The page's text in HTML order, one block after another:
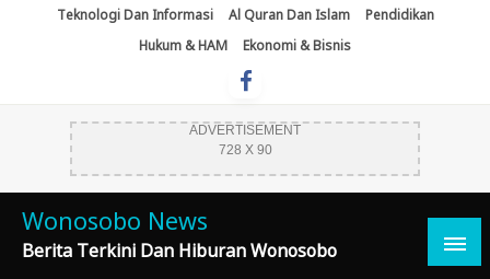
Teknologi Dan Informasi Al Quran Dan Islam
Pendidikan
Hukum & HAM
Ekonomi & Bisnis
ADVERTISEMENT
728 X 90
Wonosobo News
Berita Terkini Dan Hiburan Wonosobo